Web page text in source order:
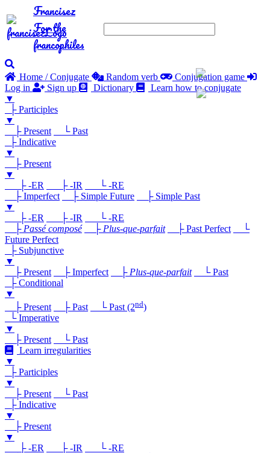
Francisez
For the
francophiles
Home / Conjugate Random verb
Conjugation game
Log in
Sign up Dictionary
Learn how to conjugate
▼
├ Participles
▼
├ Present
└ Past
├ Indicative
▼
├ Present
▼
├ -ER
├ -IR
└ -RE
├ Imperfect
├ Simple Future
├ Simple Past
▼
├ -ER
├ -IR
└ -RE
├ Passé composé ├ Plus-que-parfait ├ Past Perfect
└
Future Perfect
├ Subjunctive
▼
├ Present
├ Imperfect ├ Plus-que-parfait
└ Past
├ Conditional
▼
├ Present
├ Past └ Past (2nd)
└ Imperative
▼
├ Present
└ Past
Learn irregularities
▼
├ Participles
▼
├ Present
└ Past
├ Indicative
▼
├ Present
▼
├ -ER
├ -IR
└ -RE